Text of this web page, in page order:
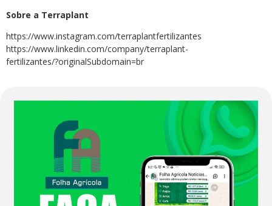
Sobre a Terraplant
https://www.instagram.com/terraplantfertilizantes
https://www.linkedin.com/company/terraplant-
fertilizantes/?originalSubdomain=br